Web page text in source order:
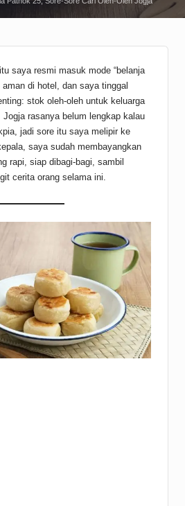
saya resmi masuk mode “belanja
aman di hotel, dan saya tinggal
stok oleh-oleh untuk keluarga
rasanya belum lengkap kalau
jadi sore itu saya melipir ke
saya sudah membayangkan
rapi, siap dibagi-bagi, sambil
cerita orang selama ini.